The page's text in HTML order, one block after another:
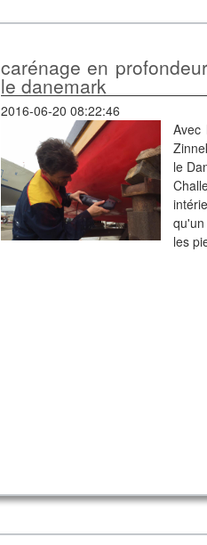
carénage en
le danemark
2016-06-20 08:22:46
Avec
le
les